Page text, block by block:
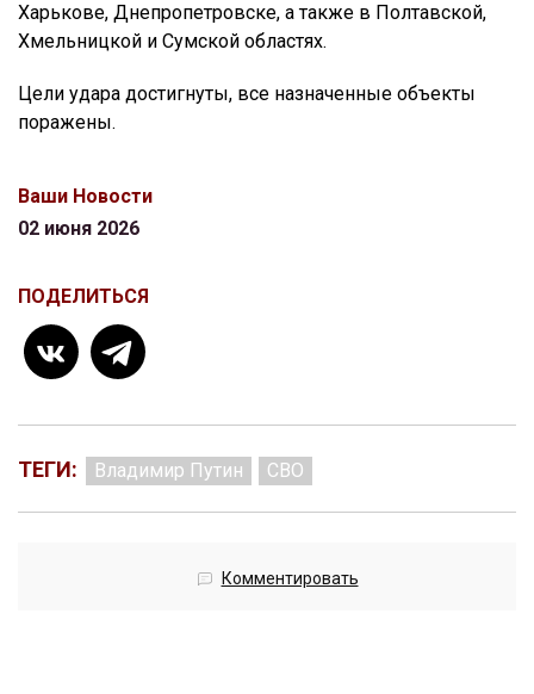
Харькове, Днепропетровске, а также в Полтавской,
Хмельницкой и Сумской областях.
Цели удара достигнуты, все назначенные объекты
поражены.
Ваши Новости
02 июня 2026
ПОДЕЛИТЬСЯ
ТЕГИ: Владимир Путин СВО
Комментировать